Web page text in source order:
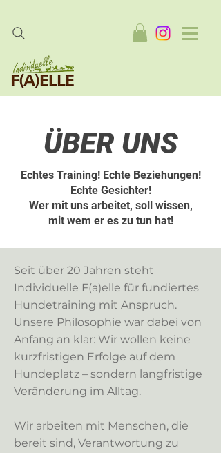
ÜBER UNS
Echtes Training! Echte Beziehungen!
Echte Gesichter!
Wer mit uns arbeitet, soll wissen,
mit wem er es zu tun hat!
Seit über 20 Jahren steht
Individuelle F(a)elle für fundiertes
Hundetraining mit Anspruch.
Unsere Philosophie war dabei von
Anfang an klar: Wir wollen keine
kurzfristigen Erfolge auf dem
Hundeplatz – sondern langfristige
Veränderung im Alltag.
Wir arbeiten mit Menschen, die
bereit sind, Verantwortung zu